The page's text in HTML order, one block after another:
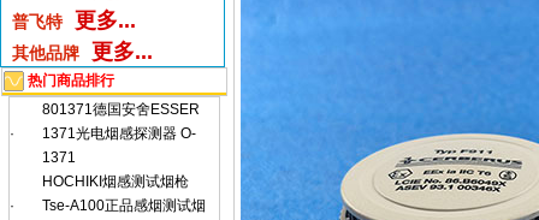
普飞特 更多...
其他品牌 更多...
热门商品排行
·
801371德国安舍ESSER
1371光电烟感探测器 O-
1371
·
HOCHIKI烟感测试烟枪
Tse-A100正品感烟测试烟